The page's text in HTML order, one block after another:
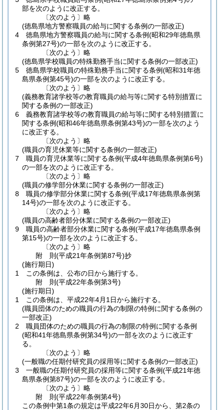
部を次のように改正する。
〔次のよう〕略
(徳島県地方警察職員の給与に関する条例の一部改正)
4
徳島県地方警察職員の給与に関する条例(昭和29年徳島県
条例第27号)の一部を次のように改正する。
〔次のよう〕略
(徳島県学校職員の特殊勤務手当に関する条例の一部改正)
5
徳島県学校職員の特殊勤務手当に関する条例(昭和31年徳
島県条例第45号)の一部を次のように改正する。
〔次のよう〕略
(義務教育諸学校等の教育職員の給与等に関する特別措置に
関する条例の一部改正)
6
義務教育諸学校等の教育職員の給与等に関する特別措置に
関する条例(昭和46年徳島県条例第43号)の一部を次のよう
に改正する。
〔次のよう〕略
(職員の育児休業等に関する条例の一部改正)
7
職員の育児休業等に関する条例(平成4年徳島県条例第6号)
の一部を次のように改正する。
〔次のよう〕略
(職員の修学部分休業に関する条例の一部改正)
8
職員の修学部分休業に関する条例(平成17年徳島県条例第
14号)の一部を次のように改正する。
〔次のよう〕略
(職員の高齢者部分休業に関する条例の一部改正)
9
職員の高齢者部分休業に関する条例(平成17年徳島県条例
第15号)の一部を次のように改正する。
〔次のよう〕略
附 則(平成21年条例第87号)抄
(施行期日)
1
この条例は、公布の日から施行する。
附 則(平成22年条例第3号)
(施行期日)
1
この条例は、平成22年4月1日から施行する。
(職員団体のための職員の行為の制限の特例に関する条例の
一部改正)
2
職員団体のための職員の行為の制限の特例に関する条例
(昭和41年徳島県条例第34号)の一部を次のように改正す
る。
〔次のよう〕略
(一般職の任期付研究員の採用等に関する条例の一部改正)
3
一般職の任期付研究員の採用等に関する条例(平成21年徳
島県条例第87号)の一部を次のように改正する。
〔次のよう〕略
附 則(平成22年条例第4号)
この条例中第1条の規定は平成22年6月30日から、第2条の